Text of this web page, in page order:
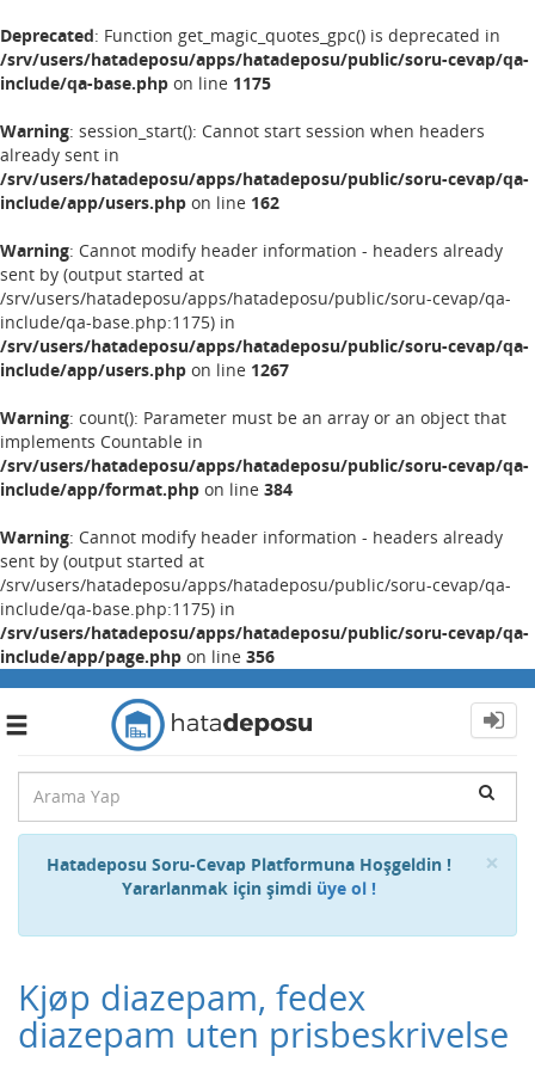
Deprecated: Function get_magic_quotes_gpc() is deprecated in
/srv/users/hatadeposu/apps/hatadeposu/public/soru-cevap/qa-
include/qa-base.php on line 1175
Warning: session_start(): Cannot start session when headers
already sent in
/srv/users/hatadeposu/apps/hatadeposu/public/soru-cevap/qa-
include/app/users.php on line 162
Warning: Cannot modify header information - headers already
sent by (output started at
/srv/users/hatadeposu/apps/hatadeposu/public/soru-cevap/qa-
include/qa-base.php:1175) in
/srv/users/hatadeposu/apps/hatadeposu/public/soru-cevap/qa-
include/app/users.php on line 1267
Warning: count(): Parameter must be an array or an object that
implements Countable in
/srv/users/hatadeposu/apps/hatadeposu/public/soru-cevap/qa-
include/app/format.php on line 384
Warning: Cannot modify header information - headers already
sent by (output started at
/srv/users/hatadeposu/apps/hatadeposu/public/soru-cevap/qa-
include/qa-base.php:1175) in
/srv/users/hatadeposu/apps/hatadeposu/public/soru-cevap/qa-
include/app/page.php on line 356
Toggle
×
Hatadeposu Soru-Cevap Platformuna Hoşgeldin !
Yararlanmak için şimdi üye ol !
Kjøp diazepam, fedex
diazepam uten prisbeskrivelse